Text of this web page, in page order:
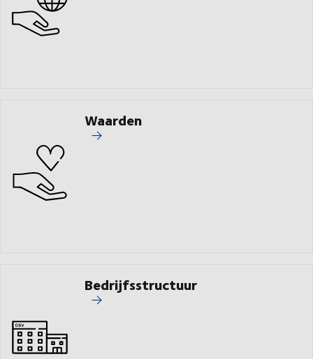
Waarden
Bedrijfsstructuur